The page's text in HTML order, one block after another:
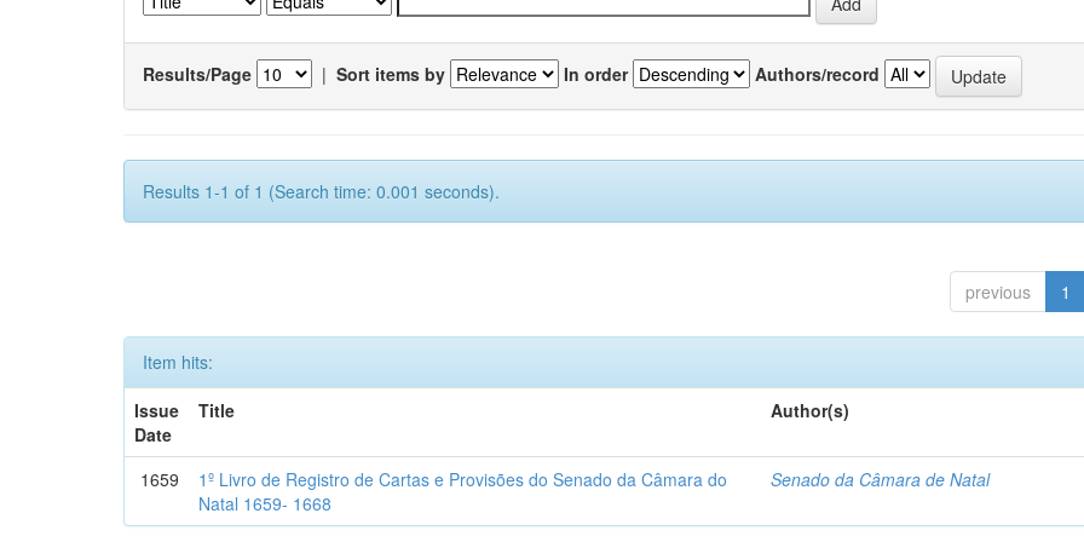
Results/Page | Sort items by In order Authors/record
Results 1-1 of 1 (Search time: 0.001 seconds).
previous 1
Item hits:
Issue
Date
Title Author(s)
1659
1º Livro de Registro de Cartas e Provisões do Senado da Câmara do
Natal 1659- 1668
Senado da Câmara de Natal